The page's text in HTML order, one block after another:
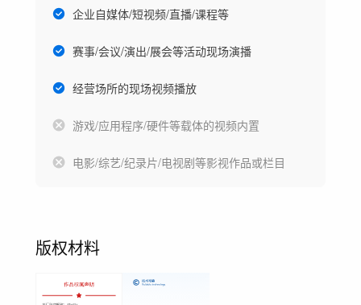
企业自媒体/短视频/直播/课程等
赛事/会议/演出/展会等活动现场演播
经营场所的现场视频播放
游戏/应用程序/硬件等载体的视频内置
电影/综艺/纪录片/电视剧等影视作品或栏目
版权材料